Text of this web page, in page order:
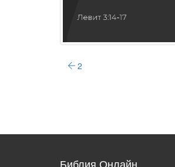
2
Библия Онлайн